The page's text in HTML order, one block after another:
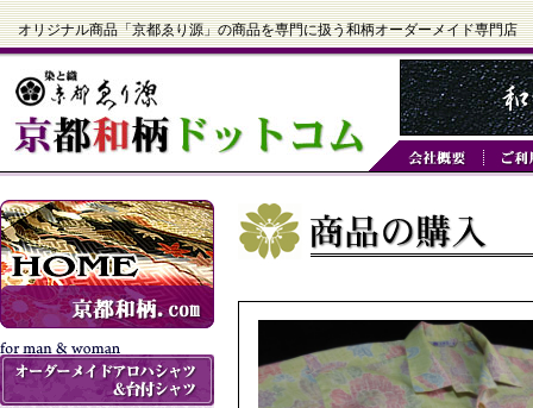
オリジナル商品「京都ゑり源」の商品を専門に扱う和柄オーダーメイド専門店